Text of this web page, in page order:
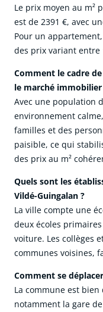
Le prix moyen au m²
est de 2391 €, avec
Pour un
des prix variant entre
Comment le cadre
le marché immobilier
Avec une population
environnement
familles et des
paisible, ce qui
des prix au m²
Quels sont les
Vildé-Guingalan ?
La ville compte une
deux écoles
voiture. Les collèges
communes voisines,
Comment se
La commune est
notamment la gare